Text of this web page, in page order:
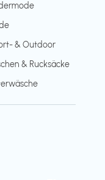
& Outdoor
& Rucksäcke